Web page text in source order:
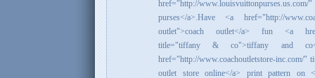
href="http://
purses</a>.Have <a href="http://
outlet">coach outlet</a> fun <a
title="tiffany & co">tiffany and
href="http://www.coachoutletstore-inc.com/"
outlet store online</a> print pattern on